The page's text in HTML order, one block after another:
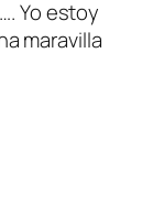
Yo estoy
maravilla